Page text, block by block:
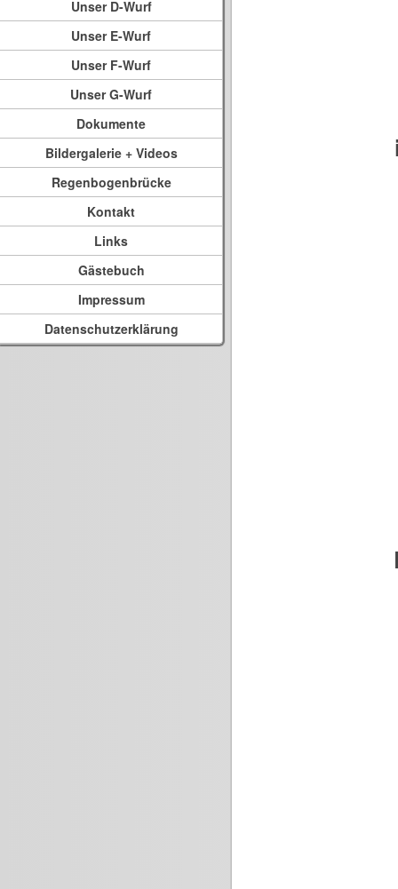
Unser D-Wurf
Unser E-Wurf
Unser F-Wurf
Unser G-Wurf
Dokumente
Bildergalerie + Videos
Regenbogenbrücke
Kontakt
Links
Gästebuch
Impressum
Datenschutzerklärung